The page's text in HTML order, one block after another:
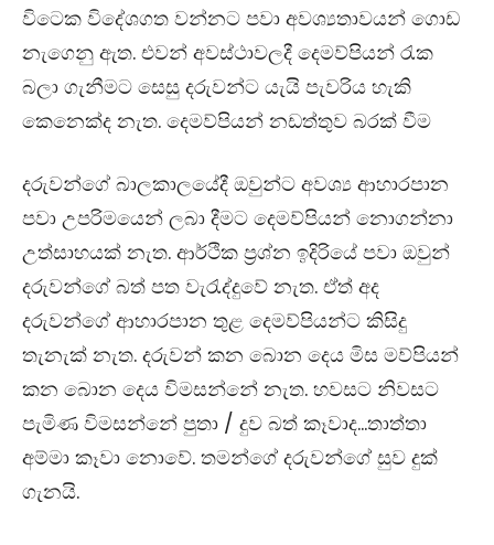
විටෙක විදේශගත වන්නට පවා අවශ්‍යතාවයන් ගොඩ
නැගෙනු ඇත. එවන් අවස්ථාවලදී දෙමව්පියන් රැක
බලා ගැනීමට සෙසු දරුවන්ට යැයි පැවරිය හැකි
කෙනෙක්ද නැත. දෙමව්පියන් නඩත්තුව බරක් වීම
දරුවන්ගේ බාලකාලයේදී ඔවුන්ට අවශ්‍ය ආහාරපාන
පවා උපරිමයෙන් ලබා දීමට දෙමව්පියන් නොගන්නා
උත්සාහයක් නැත. ආර්ථික ප්‍රශ්න ඉදිරියේ පවා ඔවුන්
දරුවන්ගේ බත් පත වැරැද්දුවේ නැත. ඒත් අද
දරුවන්ගේ ආහාරපාන තුළ දෙමව්පියන්ට කිසිදු
තැනැක් නැත. දරුවන් කන බොන දෙය මිස මව්පියන්
කන බොන දෙය විමසන්නේ නැත. හවසට නිවසට
පැමිණ විමසන්නේ පුතා / දුව බත් කෑවාද…තාත්තා
අම්මා කෑවා නොවේ. තමන්ගේ දරුවන්ගේ සුව දුක්
ගැනයි.